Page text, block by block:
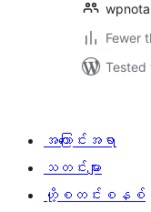
wpnota
Fewer
Tested
အကြောင်းအရာ
သတင်းများ
ဟို့စတင်းစနစ်